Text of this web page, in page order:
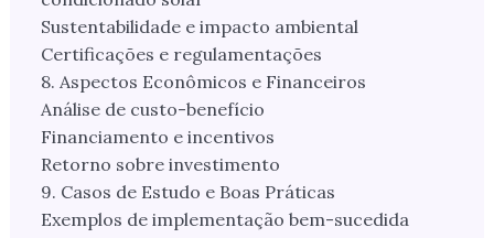
Sustentabilidade e impacto ambiental
Certificações e regulamentações
8. Aspectos Econômicos e Financeiros
Análise de custo-benefício
Financiamento e incentivos
Retorno sobre investimento
9. Casos de Estudo e Boas Práticas
Exemplos de implementação bem-sucedida